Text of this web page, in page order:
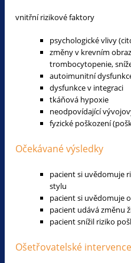
vnitřní rizikové faktory
psychologické vlivy
změny v krevním
trombocytopenie,
autoimunitní
dysfunkce v integraci
tkáňová hypoxie
neodpovídající
fyzické poškození
Očekávané výsledky
pacient si uvědomuje
stylu
pacient si uvědomuje
pacient udává změnu
pacient snížil riziko
Ošetřovatelské intervence